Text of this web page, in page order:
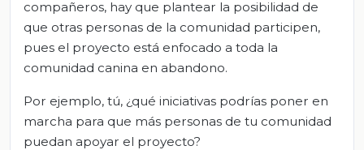
compañeros, hay que plantear la posibilidad de
que otras personas de la comunidad participen,
pues el proyecto está enfocado a toda la
comunidad canina en abandono.
Por ejemplo, tú, ¿qué iniciativas podrías poner en
marcha para que más personas de tu comunidad
puedan apoyar el proyecto?